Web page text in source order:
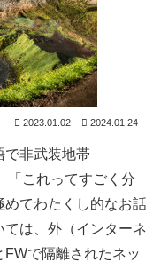
2023.01.02 2024.01.24
で非武装地帯
「これってすごく分
てわたくし的なお話
は、外（インターネ
で隔離されたネッ